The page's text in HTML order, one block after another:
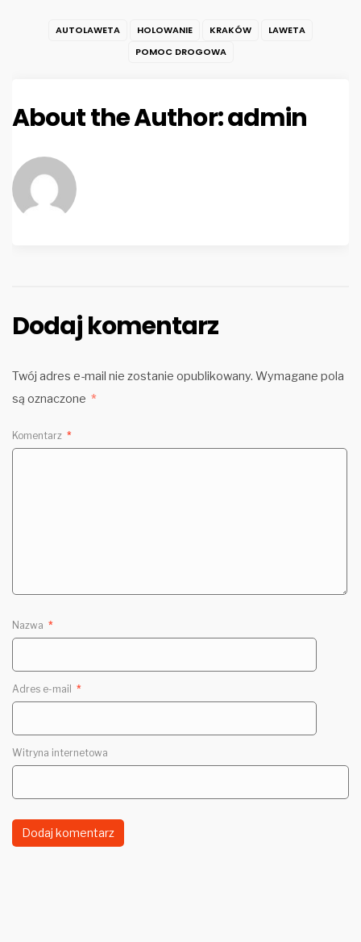
AUTOLAWETA HOLOWANIE KRAKÓW
LAWETA
POMOC DROGOWA
About the Author:admin
Dodaj komentarz
Twój adres e-mail nie zostanie opublikowany. Wymagane pola
są oznaczone *
Komentarz *
Nazwa *
Adres e-mail *
Witryna internetowa